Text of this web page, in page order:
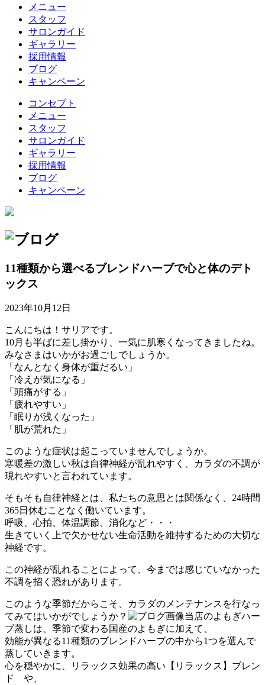
メニュー
スタッフ
サロンガイド
ギャラリー
採用情報
ブログ
キャンペーン
コンセプト
メニュー
スタッフ
サロンガイド
ギャラリー
採用情報
ブログ
キャンペーン
11種類から選べるブレンドハーブで心と体のデト
ックス
2023年10月12日
こんにちは！サリアです。
10月も半ばに差し掛かり、一気に肌寒くなってきましたね。
みなさまはいかがお過ごしでしょうか。
「なんとなく身体が重だるい」
「冷えが気になる」
「頭痛がする」
「疲れやすい」
「眠りが浅くなった」
「肌が荒れた」
このような症状は起こっていませんでしょうか。
寒暖差の激しい秋は自律神経が乱れやすく、カラダの不調が
現れやすいと言われています。
そもそも自律神経とは、私たちの意思とは関係なく、24時間
365日休むことなく働いています。
呼吸、心拍、体温調節、消化など・・・
生きていく上で欠かせない生命活動を維持するための大切な
神経です。
この神経が乱れることによって、今までは感じていなかった
不調を招く恐れがあります。
このような季節だからこそ、カラダのメンテナンスを行なっ
てみてはいかがでしょうか？
当店のよもぎハー
ブ蒸しは、季節で変わる国産のよもぎに加えて、
効能が異なる11種類のブレンドハーブの中から1つを選んで
蒸していきます。
心を穏やかに、リラックス効果の高い【リラックス】ブレン
ド や、